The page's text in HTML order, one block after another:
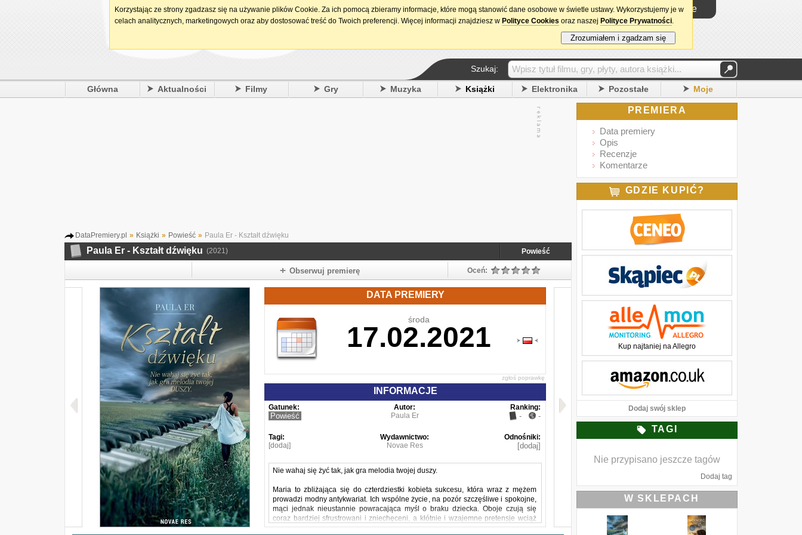
15. urodziny DataPremiery.pl Logowanie
Szukaj:
Główna Aktualności Filmy Gry Muzyka Książki Elektronika Pozostałe Moje
DataPremiery.pl » Książki » Powieść » Paula Er - Kształt dźwięku
Paula Er - Kształt dźwięku (2021) Powieść
Obserwuj premierę Oceń:
DATA PREMIERY
środa
17.02.2021
zgłoś poprawkę
INFORMACJE
Gatunek:
Powieść
Autor:
Paula Er
Ranking:
- -
Tagi:
[dodaj]
Wydawnictwo:
Novae Res
Odnośniki:
[dodaj]
Nie wahaj się żyć tak, jak gra melodia twojej duszy.
Maria to zbliżająca się do czterdziestki kobieta sukcesu, która wraz z mężem
prowadzi modny antykwariat. Ich wspólne życie, na pozór szczęśliwe i spokojne,
mąci jednak nieustannie powracająca myśl o braku dziecka. Oboje czują się
coraz bardziej sfrustrowani i zniechęceni, a kłótnie i wzajemne pretensje wciąż
przybierają na sile. Pewnego wieczora, po kolejnej ostrej wymianie zdań, Maria
PREMIERA
Data premiery
Opis
Recenzje
Komentarze
GDZIE KUPIĆ?
Kup najtaniej na Allegro
Dodaj swój sklep
TAGI
Nie przypisano jeszcze tagów
Dodaj tag
W SKLEPACH
Korzystając ze strony zgadzasz się na używanie plików Cookie. Za ich pomocą zbieramy informacje, które mogą stanowić dane osobowe w świetle ustawy. Wykorzystujemy je w
celach analitycznych, marketingowych oraz aby dostosować treść do Twoich preferencji. Więcej informacji znajdziesz w Polityce Cookies oraz naszej Polityce Prywatności.
Zrozumiałem i zgadzam się